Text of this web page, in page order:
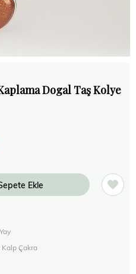
Dogal Taş Kolye
Kalp Çakra